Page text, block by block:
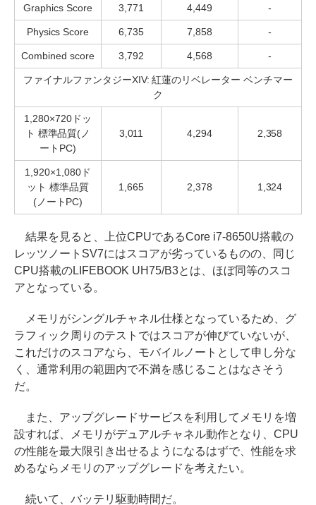
Graphics Score 3,771 4,449 -
Physics Score 6,735 7,858 -
Combined score 3,792 4,568 -
ファイナルファンタジーXIV: 紅蓮のリベレーター ベンチマー
ク
1,280×720ドッ
ト 標準品質(ノ
ートPC)
3,011 4,294 2,358
1,920×1,080ド
ット 標準品質
(ノートPC)
1,665 2,378 1,324
結果を見ると、上位CPUであるCore i7-8650U搭載の
レッツノートSV7にはスコアが劣っているものの、同じ
CPU搭載のLIFEBOOK UH75/B3とは、ほぼ同等のスコ
アとなっている。
メモリがシングルチャネル仕様となっているため、グ
ラフィック周りのテストではスコアが伸びていないが、
これだけのスコアなら、モバイルノートとして申し分な
く、通常利用の範囲内で不満を感じることはなさそう
だ。
また、アップグレードサービスを利用してメモリを増
設すれば、メモリがデュアルチャネル動作となり、CPU
の性能を最大限引き出せるようになるはずで、性能を求
めるならメモリのアップグレードを考えたい。
続いて、バッテリ駆動時間だ。